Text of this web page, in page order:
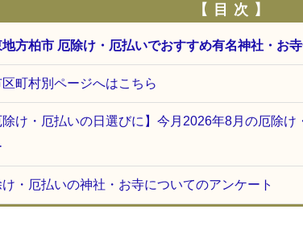
【 目 次 】
地方柏市 厄除け・厄払いでおすすめ有名神社・お
町村別ページへはこちら
除け・厄払いの日選びに】今月2026年8月の厄除
け・厄払いの神社・お寺についてのアンケート